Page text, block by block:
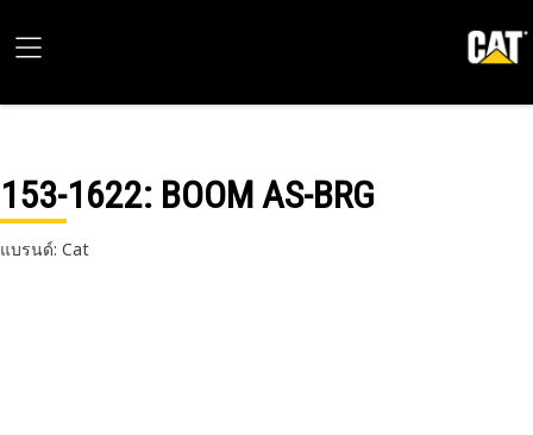
153-1622: BOOM AS-BRG
แบรนด์: Cat